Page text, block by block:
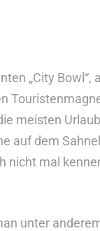
„City
meisten
auf dem
nicht mal
unter